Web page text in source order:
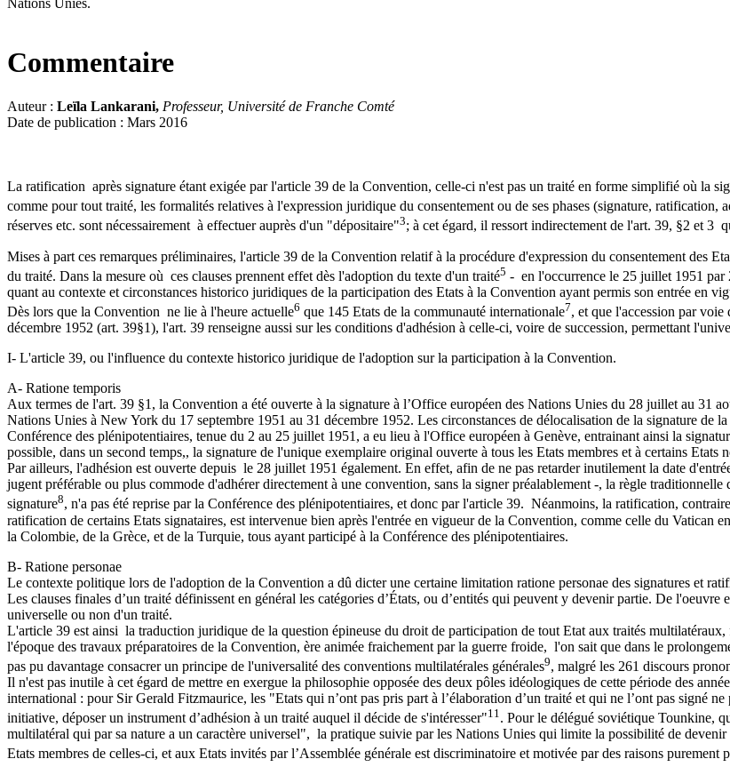
Commentaire
Auteur : Leïla Lankarani, Professeur, Université de Franche Comté
Date de publication : Mars 2016
La ratification après signature étant exigée par l'article 39 de la Convention, celle-ci n'est pas un traité en forme simplifié où la
comme pour tout traité, les formalités relatives à l'expression juridique du consentement ou de ses phases (signature, ratification,
réserves etc. sont nécessairement à effectuer auprès d'un "dépositaire"3; à cet égard, il ressort indirectement de l'art. 39, §2 et 3
Mises à part ces remarques préliminaires, l'article 39 de la Convention relatif à la procédure d'expression du consentement des
du traité. Dans la mesure où ces clauses prennent effet dès l'adoption du texte d'un traité5 - en l'occurrence le 25 juillet 1951 par
quant au contexte et circonstances historico juridiques de la participation des Etats à la Convention ayant permis son entrée en
Dès lors que la Convention ne lie à l'heure actuelle6 que 145 Etats de la communauté internationale7, et que l'accession par
décembre 1952 (art. 39§1), l'art. 39 renseigne aussi sur les conditions d'adhésion à celle-ci, voire de succession, permettant
I- L'article 39, ou l'influence du contexte historico juridique de l'adoption sur la participation à la Convention.
A- Ratione temporis
Aux termes de l'art. 39 §1, la Convention a été ouverte à la signature à l’Office européen des Nations Unies du 28 juillet au 31
Nations Unies à New York du 17 septembre 1951 au 31 décembre 1952. Les circonstances de délocalisation de la signature
Conférence des plénipotentiaires, tenue du 2 au 25 juillet 1951, a eu lieu à l'Office européen à Genève, entrainant ainsi la
possible, dans un second temps,, la signature de l'unique exemplaire original ouverte à tous les Etats membres et à certains
Par ailleurs, l'adhésion est ouverte depuis le 28 juillet 1951 également. En effet, afin de ne pas retarder inutilement la date
jugent préférable ou plus commode d'adhérer directement à une convention, sans la signer préalablement -, la règle
signature8, n'a pas été reprise par la Conférence des plénipotentiaires, et donc par l'article 39. Néanmoins, la ratification,
ratification de certains Etats signataires, est intervenue bien après l'entrée en vigueur de la Convention, comme celle du Vatican
la Colombie, de la Grèce, et de la Turquie, tous ayant participé à la Conférence des plénipotentiaires.
B- Ratione personae
Le contexte politique lors de l'adoption de la Convention a dû dicter une certaine limitation ratione personae des signatures et
Les clauses finales d’un traité définissent en général les catégories d’États, ou d’entités qui peuvent y devenir partie. De
universelle ou non d'un traité.
L'article 39 est ainsi la traduction juridique de la question épineuse du droit de participation de tout Etat aux traités
l'époque des travaux préparatoires de la Convention, ère animée fraichement par la guerre froide, l'on sait que dans le
pas pu davantage consacrer un principe de l'universalité des conventions multilatérales générales9, malgré les 261 discours
Il n'est pas inutile à cet égard de mettre en exergue la philosophie opposée des deux pôles idéologiques de cette période des
international : pour Sir Gerald Fitzmaurice, les "Etats qui n’ont pas pris part à l’élaboration d’un traité et qui ne l’ont pas signé
initiative, déposer un instrument d’adhésion à un traité auquel il décide de s'intéresser"11. Pour le délégué soviétique Tounkine,
multilatéral qui par sa nature a un caractère universel", la pratique suivie par les Nations Unies qui limite la possibilité de
Etats membres de celles-ci, et aux Etats invités par l’Assemblée générale est discriminatoire et motivée par des raisons purement